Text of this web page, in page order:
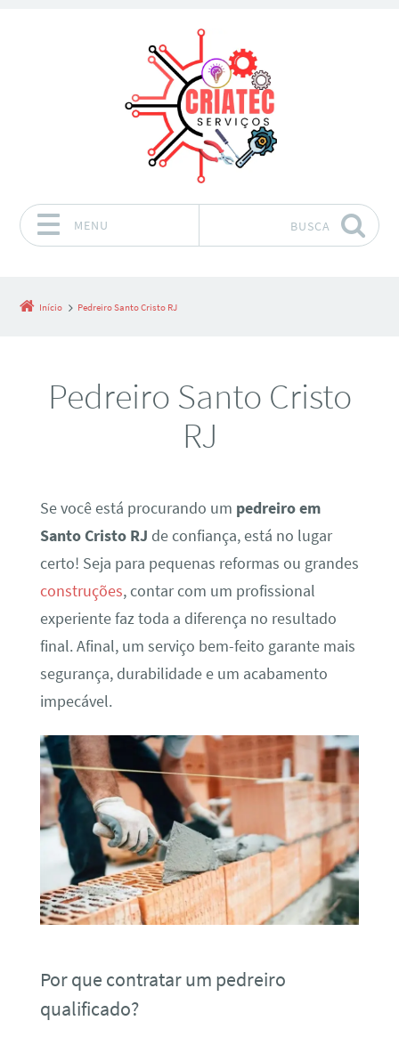
MENU BUSCA
Início Pedreiro Santo Cristo RJ
Pedreiro Santo Cristo
RJ
Se você está procurando um pedreiro em
Santo Cristo RJ de confiança, está no lugar
certo! Seja para pequenas reformas ou grandes
construções, contar com um profissional
experiente faz toda a diferença no resultado
final. Afinal, um serviço bem-feito garante mais
segurança, durabilidade e um acabamento
impecável.
Por que contratar um pedreiro
qualificado?